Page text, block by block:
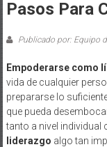
Pasos Para
Publicado por: Equipo
Empoderarse como
vida de cualquier
prepararse lo
que pueda
tanto a nivel individual
liderazgo algo tan